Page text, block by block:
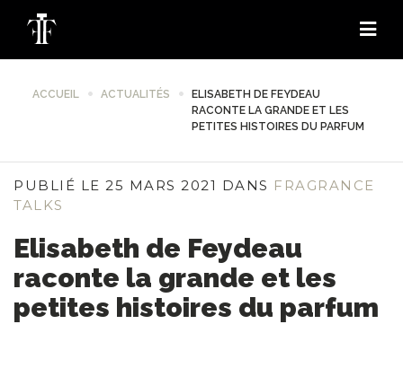
ACCUEIL ACTUALITÉS
ELISABETH DE FEYDEAU
RACONTE LA GRANDE ET LES
PETITES HISTOIRES DU PARFUM
PUBLIÉ LE 25 MARS 2021 DANS FRAGRANCE
TALKS
Elisabeth de Feydeau
raconte la grande et les
petites histoires du parfum